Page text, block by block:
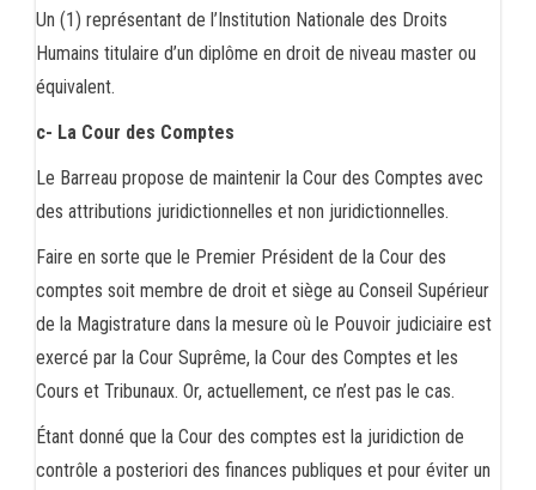
Un (1) représentant de l’Institution Nationale des Droits
Humains titulaire d’un diplôme en droit de niveau master ou
équivalent.
c- La Cour des Comptes
Le Barreau propose de maintenir la Cour des Comptes avec
des attributions juridictionnelles et non juridictionnelles.
Faire en sorte que le Premier Président de la Cour des
comptes soit membre de droit et siège au Conseil Supérieur
de la Magistrature dans la mesure où le Pouvoir judiciaire est
exercé par la Cour Suprême, la Cour des Comptes et les
Cours et Tribunaux. Or, actuellement, ce n’est pas le cas.
Étant donné que la Cour des comptes est la juridiction de
contrôle a posteriori des finances publiques et pour éviter un